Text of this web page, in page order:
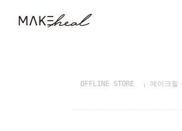
OFFLINE STORE 메이크